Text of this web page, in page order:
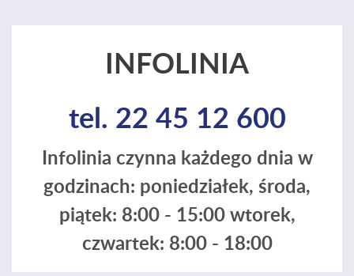
INFOLINIA
tel. 22 45 12 600
Infolinia czynna każdego dnia w
godzinach: poniedziałek, środa,
piątek: 8:00 - 15:00 wtorek,
czwartek: 8:00 - 18:00